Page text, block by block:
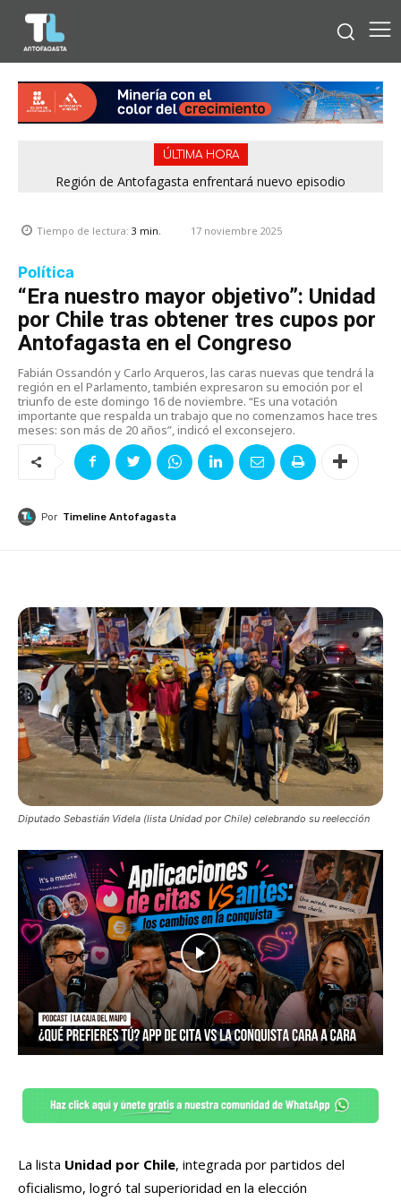
ÚLTIMA HORA
Región de Antofagasta enfrentará nuevo episodio
Tiempo de lectura: 3 min. 17 noviembre 2025
Política
“Era nuestro mayor objetivo”: Unidad
por Chile tras obtener tres cupos por
Antofagasta en el Congreso
Fabián Ossandón y Carlo Arqueros, las caras nuevas que tendrá la
región en el Parlamento, también expresaron su emoción por el
triunfo de este domingo 16 de noviembre. “Es una votación
importante que respalda un trabajo que no comenzamos hace tres
meses: son más de 20 años”, indicó el exconsejero.
Por Timeline Antofagasta
Diputado Sebastián Videla (lista Unidad por Chile) celebrando su reelección
La lista Unidad por Chile, integrada por partidos del
oficialismo, logró tal superioridad en la elección